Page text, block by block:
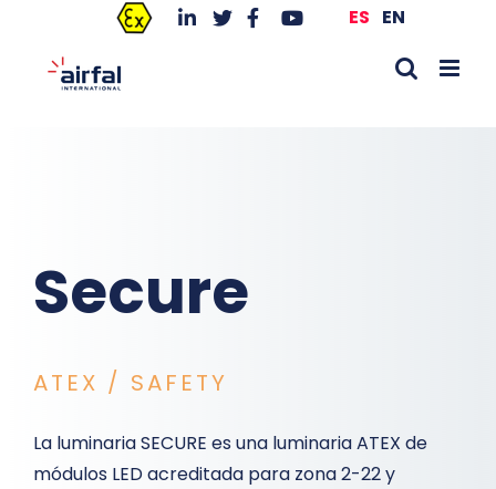
contenido
ES EN
Secure
ATEX / SAFETY
La luminaria SECURE es una luminaria ATEX de
módulos LED acreditada para zona 2-22 y